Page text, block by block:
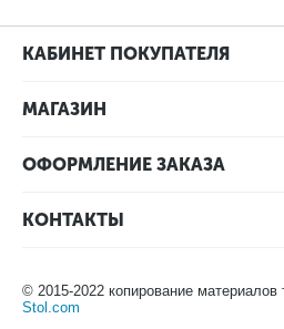
КАБИНЕТ ПОКУПАТЕЛЯ
МАГАЗИН
ОФОРМЛЕНИЕ ЗАКАЗА
КОНТАКТЫ
© 2015-2022 копирование материалов
Stol.com